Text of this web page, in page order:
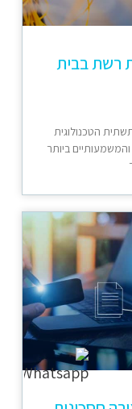
רשת בבית
הטכנולוגית
והמשמעותיים ביותר